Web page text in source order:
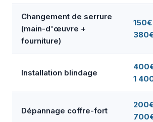
Changement de serrure
(main-d'œuvre +
fourniture)
150€
Installation blindage
1
Dépannage coffre-fort